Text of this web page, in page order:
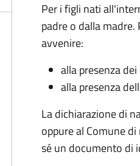
Per i figli nati
padre o dalla
avvenire:
alla presenza
alla presenza
La dichiarazione di
oppure al Comune
sé un documento di